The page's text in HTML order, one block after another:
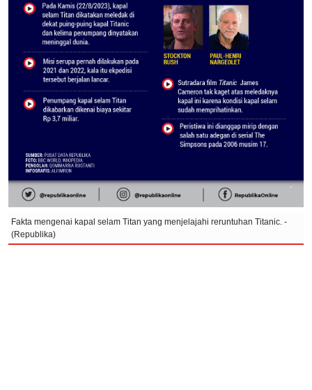
Fakta mengenai kapal selam Titan yang menjelajahi reruntuhan Titanic. -
(Republika)